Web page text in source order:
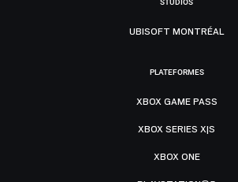
STUDIOS
UBISOFT MONTRÉAL
PLATEFORMES
XBOX GAME PASS
XBOX SERIES X|S
XBOX ONE